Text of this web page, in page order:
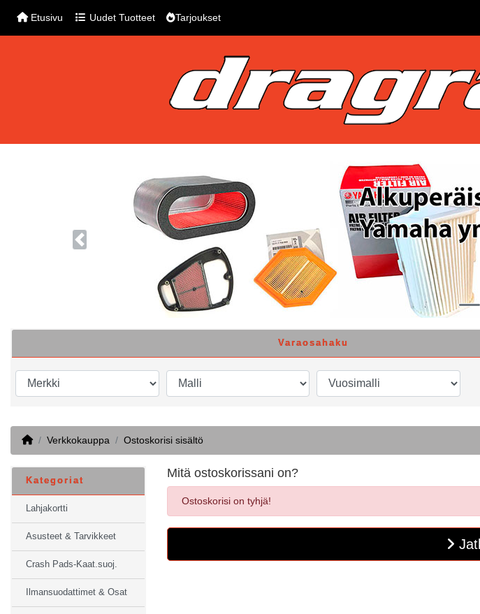
Etusivu Uudet Tuotteet Tarjoukset
Previous
Varaosahaku
HomeVerkkokauppa Ostoskorisi sisältö
Mitä ostoskorissani on?
Ostoskorisi on tyhjä!
Kategoriat
Lahjakortti
Asusteet & Tarvikkeet
Crash Pads-Kaat.suoj.
Ilmansuodattimet & Osat